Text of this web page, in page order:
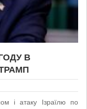
В
і атаку Ізраїлю по